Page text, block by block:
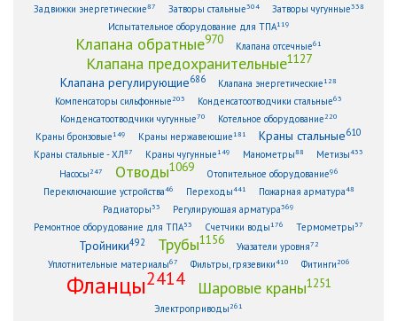
Задвижки энергетические87 Затворы стальные304 Затворы чугунные338
Испытательное оборудование для ТПА119
Клапана обратные970 Клапана отсечные61
Клапана предохранительные1127
Клапана регулирующие686 Клапана энергетические128
Компенсаторы сильфонные 203 Конденсатоотводчики стальные63
Конденсатоотводчики чугунные70 Котельное оборудование 220
Краны бронзовые149 Краны нержавеющие181 Краны стальные610
Краны стальные - ХЛ87 Краны чугунные149 Манометры88 Метизы433
Насосы 247 Отводы1069 Отопительное оборудование96
Переключающие устройства46 Переходы441 Пожарная арматура48
Радиаторы33 Регулирующая арматура369
Ремонтное оборудование для ТПА53 Счетчики воды176 Термометры 57
Тройники492 Трубы1156 Указатели уровня72
Уплотнительные материалы67 Фильтры, грязевики410 Фитинги 206
Фланцы2414 Шаровые краны1251
Электроприводы 261